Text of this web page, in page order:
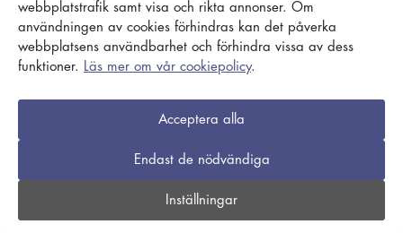
webbplatstrafik samt visa och rikta annonser. Om
användningen av cookies förhindras kan det påverka
webbplatsens användbarhet och förhindra vissa av dess
funktioner. Läs mer om vår cookiepolicy.
Acceptera alla
Endast de nödvändiga
Inställningar
Ta kontakt
Vanligt förekommande frågor
Kontaktblankett
Cookiepolicy
© Kuvaverkko Oy. Alla rättigheter förbehålls.
Pixelwork.